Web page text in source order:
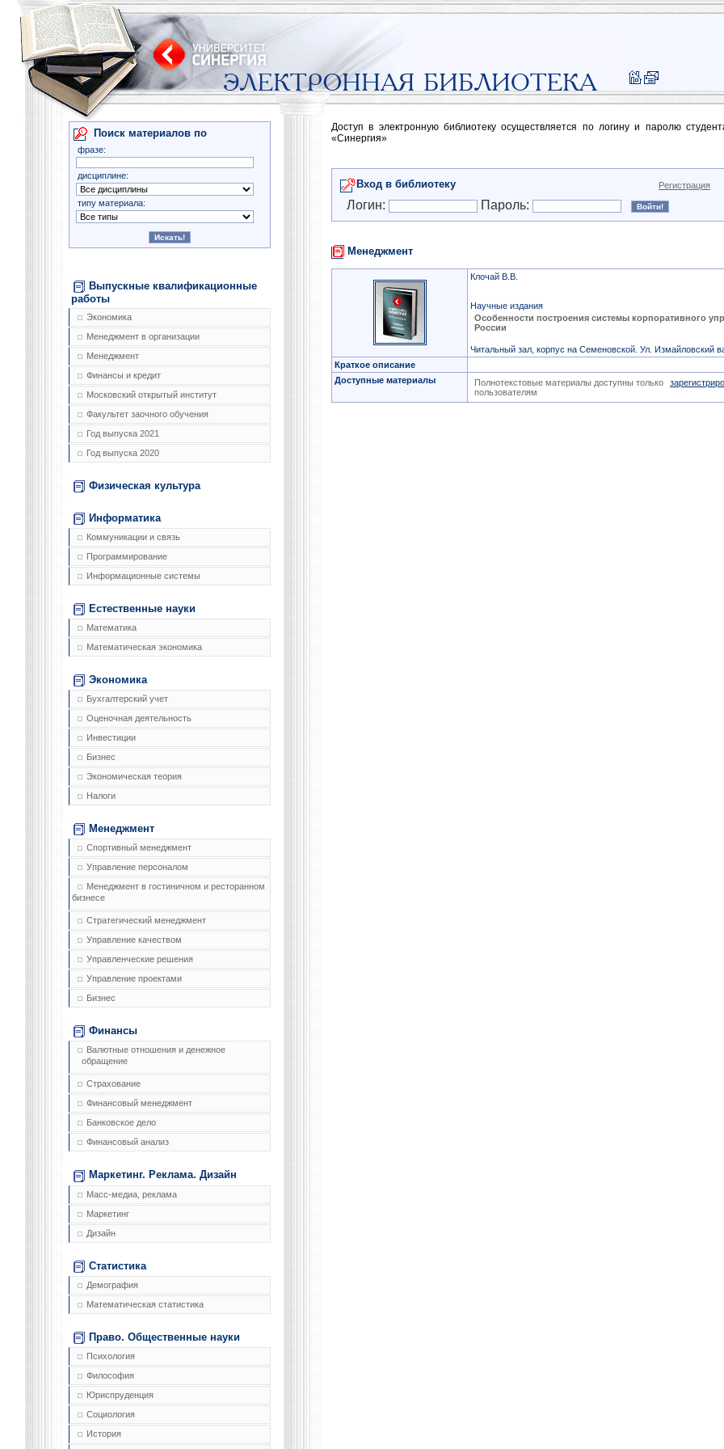
Поиск материалов по
фразе:
дисциплине:
типу материала:
Выпускные квалификационные
работы
Экономика
Менеджмент в организации
Менеджмент
Финансы и кредит
Московский открытый институт
Факультет заочного обучения
Год выпуска 2021
Год выпуска 2020
Физическая культура
Информатика
Коммуникации и связь
Программирование
Информационные системы
Естественные науки
Математика
Математическая экономика
Экономика
Бухгалтерский учет
Оценочная деятельность
Инвестиции
Бизнес
Экономическая теория
Налоги
Менеджмент
Спортивный менеджмент
Управление персоналом
Менеджмент в гостиничном и ресторанном
бизнесе
Стратегический менеджмент
Управление качеством
Управленческие решения
Управление проектами
Бизнес
Финансы
Валютные отношения и денежное
обращение
Страхование
Финансовый менеджмент
Банковское дело
Финансовый анализ
Маркетинг. Реклама. Дизайн
Масс-медиа, реклама
Маркетинг
Дизайн
Статистика
Демография
Математическая статистика
Право. Общественные науки
Психология
Философия
Юриспруденция
Социология
История
Доступ в электронную библиотеку осуществляется по логину и паролю
«Синергия»
Вход в библиотеку Регистрация
Логин: Пароль:
Менеджмент
Клочай В.В.
Научные издания
Особенности построения системы корпоративного
России
Читальный зал, корпус на Семеновской. Ул. Измайловский
Краткое описание
Доступные материалы
Полнотекстовые материалы доступны только
пользователям